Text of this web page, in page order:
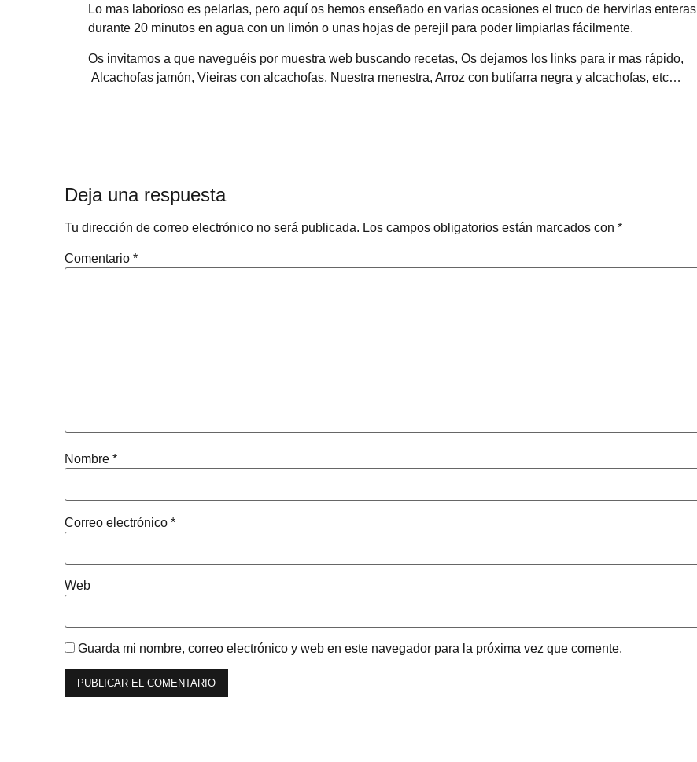
Lo mas laborioso es pelarlas, pero aquí os hemos enseñado en varias ocasiones el truco de hervirlas enteras
durante 20 minutos en agua con un limón o unas hojas de perejil para poder limpiarlas fácilmente.
Os invitamos a que naveguéis por muestra web buscando recetas, Os dejamos los links para ir mas rápido,
Alcachofas jamón, Vieiras con alcachofas, Nuestra menestra, Arroz con butifarra negra y alcachofas, etc…
Deja una respuesta
Tu dirección de correo electrónico no será publicada. Los campos obligatorios están marcados con *
Comentario *
Nombre *
Correo electrónico *
Web
Guarda mi nombre, correo electrónico y web en este navegador para la próxima vez que comente.